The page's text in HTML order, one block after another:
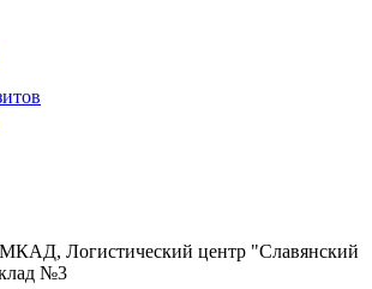
Логистический центр "Славянский
№3